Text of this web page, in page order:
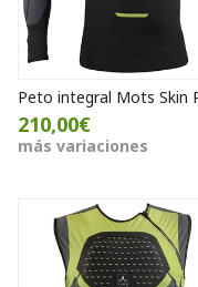
Peto integral Mots Skin
210,00€
más variaciones